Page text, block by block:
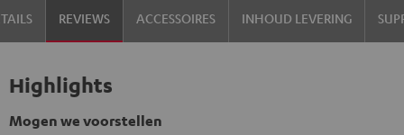
REVIEWS ACCESSOIRES INHOUD LEVERING
Highlights
Mogen we voorstellen